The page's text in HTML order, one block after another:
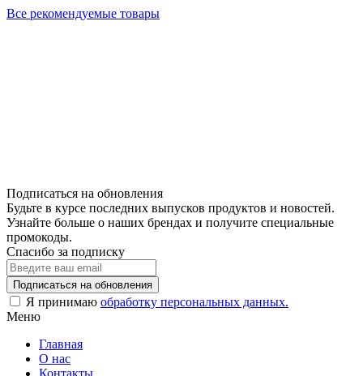
Все рекомендуемые товары
Подписаться на обновления
Будьте в курсе последних выпусков продуктов и новостей.
Узнайте больше о наших брендах и получите специальные
промокоды.
Спасибо за подписку
Я принимаю обработку персональных данных.
Меню
Главная
О нас